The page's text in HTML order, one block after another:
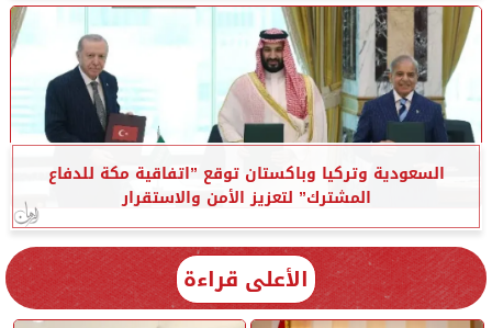
السعودية وتركيا وباكستان توقع ”اتفاقية مكة للدفاع
المشترك” لتعزيز الأمن والاستقرار
الأعلى قراءة